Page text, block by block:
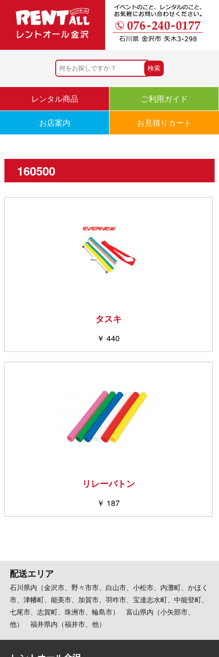
レンタル商品 ご利用ガイド
お店案内 お見積りカート
160500
タスキ
￥ 440
リレーバトン
￥ 187
配送エリア
石川県内（金沢市、野々市市、白山市、小松市、内灘町、かほく
市、津幡町、能美市、加賀市、羽咋市、宝達志水町、中能登町、
七尾市、志賀町、珠洲市、輪島市） 富山県内（小矢部市、
他） 福井県内（福井市、他）